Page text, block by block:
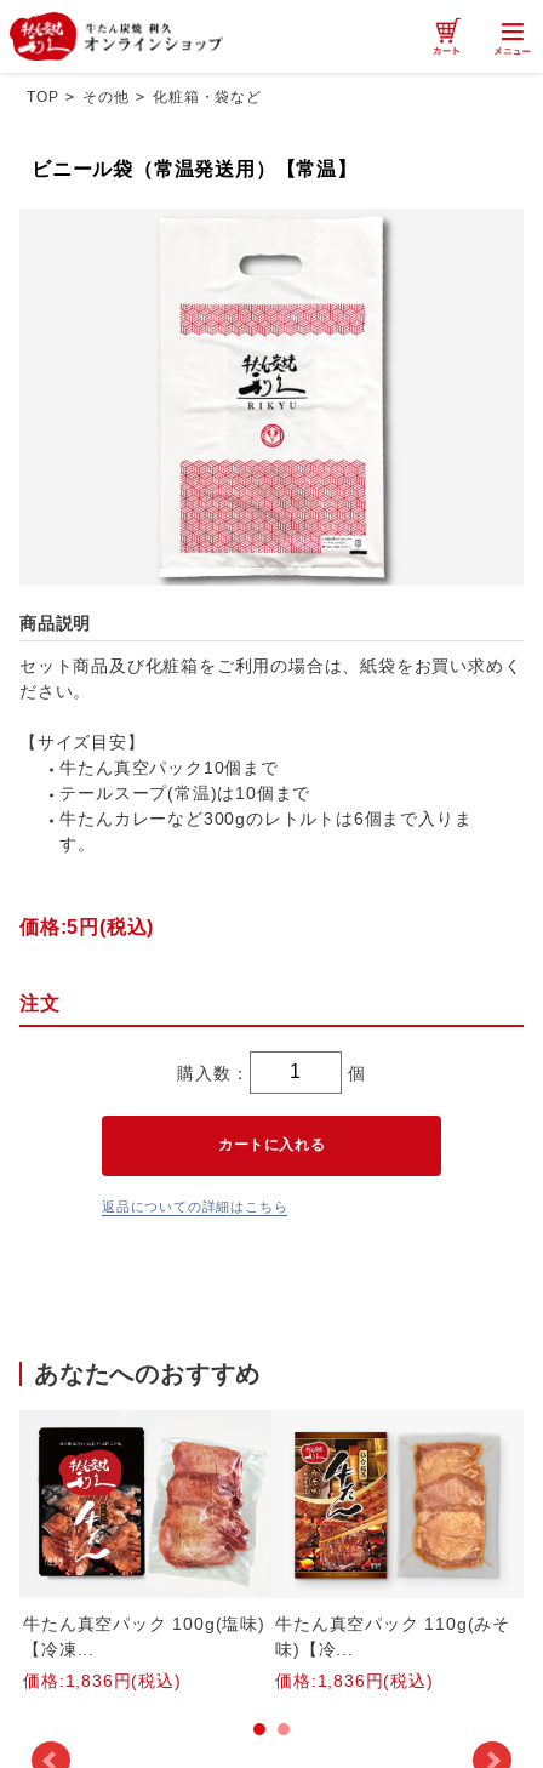
TOP > その他 > 化粧箱・袋など
ビニール袋（常温発送用）【常温】
商品説明
セット商品及び化粧箱をご利用の場合は、紙袋をお買い求めく
ださい。
【サイズ目安】
牛たん真空パック10個まで
テールスープ(常温)は10個まで
牛たんカレーなど300gのレトルトは6個まで入りま
す。
価格:5円(税込)
注文
購入数： 個
返品についての詳細はこちら
あなたへのおすすめ
牛たん真空パック 100g(塩味)
【冷凍...
価格:1,836円(税込)
牛たん真空パック 110g(みそ
味)【冷...
価格:1,836円(税込)